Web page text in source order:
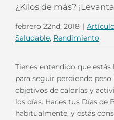
¿Kilos de más?
febrero 22nd, 2018 |
Saludable, Rendimiento
Tienes entendido que
para seguir perdiendo
objetivos de calorías y
los días. Haces tus Días de
habitualmente, y estás